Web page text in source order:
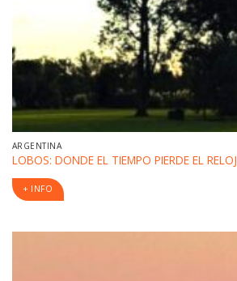
ARGENTINA
LOBOS: DONDE EL TIEMPO PIERDE EL RELOJ
+ INFO